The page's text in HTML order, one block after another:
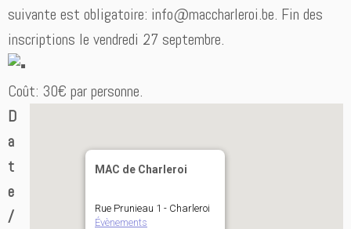
suivante est obligatoire: info@maccharleroi.be. Fin des
inscriptions le vendredi 27 septembre.
Coût: 30€ par personne.
MAC de Charleroi
Rue Prunieau 1 - Charleroi
Évènements
D
a
t
e
/